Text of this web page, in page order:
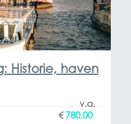
Historie, haven
€ 780,00